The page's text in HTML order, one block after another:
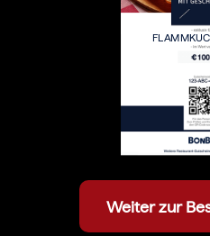
Frohe
Regionale
Für alle
Geschmackvoll
Weiter zur